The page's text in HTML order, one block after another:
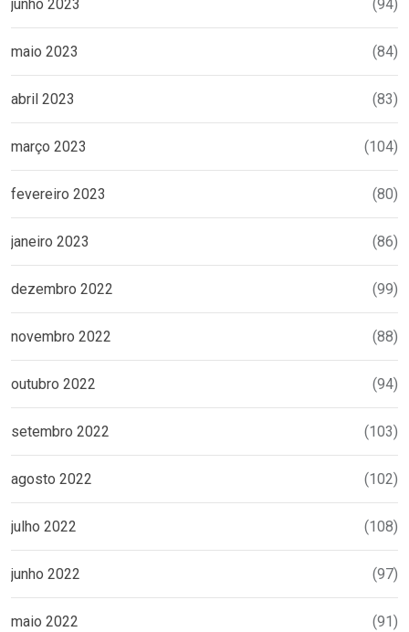
junho 2023 (94)
maio 2023 (84)
abril 2023 (83)
março 2023 (104)
fevereiro 2023 (80)
janeiro 2023 (86)
dezembro 2022 (99)
novembro 2022 (88)
outubro 2022 (94)
setembro 2022 (103)
agosto 2022 (102)
julho 2022 (108)
junho 2022 (97)
maio 2022 (91)